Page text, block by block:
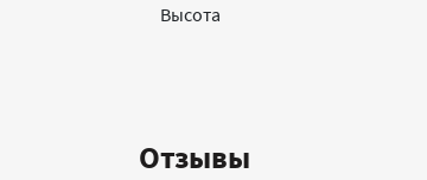
Высота
Отзывы